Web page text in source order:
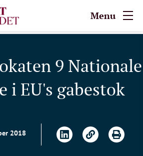
Menu
9 Nationale
i EU's gabestok
2018